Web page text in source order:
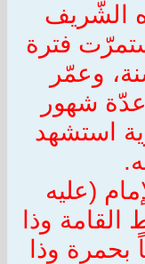
الشّريف
فترة
وعمّر
شهور
هجرية استشهد
(عليه
وذا
وذا